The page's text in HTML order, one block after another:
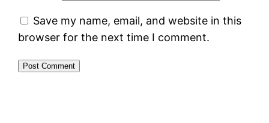
Save my name, email, and website in this
browser for the next time I comment.